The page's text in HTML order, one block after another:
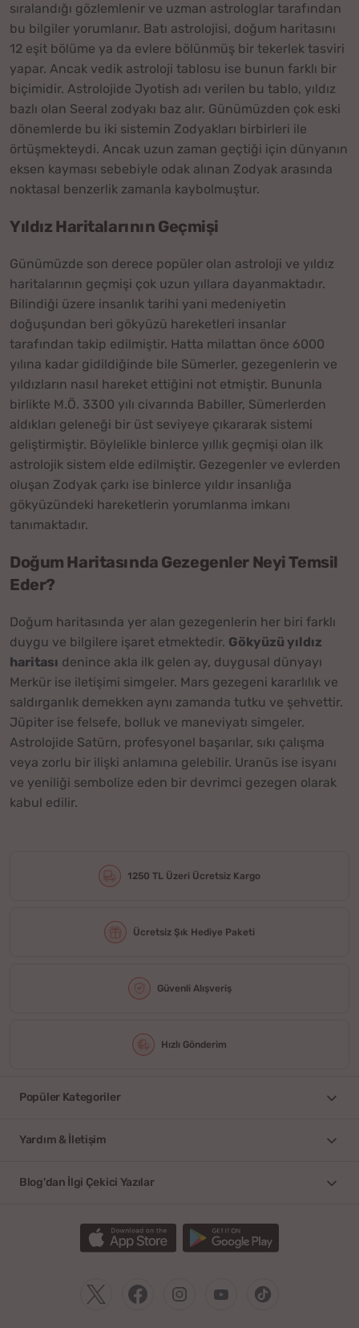
sıralandığı gözlemlenir ve uzman astrologlar tarafından
bu bilgiler yorumlanır. Batı astrolojisi, doğum haritasını
12 eşit bölüme ya da evlere bölünmüş bir tekerlek tasviri
yapar. Ancak vedik astroloji tablosu ise bunun farklı bir
biçimidir. Astrolojide Jyotish adı verilen bu tablo, yıldız
bazlı olan Seeral zodyakı baz alır. Günümüzden çok eski
dönemlerde bu iki sistemin Zodyakları birbirleri ile
örtüşmekteydi. Ancak uzun zaman geçtiği için dünyanın
eksen kayması sebebiyle odak alınan Zodyak arasında
noktasal benzerlik zamanla kaybolmuştur.
Yıldız Haritalarının Geçmişi
Günümüzde son derece popüler olan astroloji ve yıldız
haritalarının geçmişi çok uzun yıllara dayanmaktadır.
Bilindiği üzere insanlık tarihi yani medeniyetin
doğuşundan beri gökyüzü hareketleri insanlar
tarafından takip edilmiştir. Hatta milattan önce 6000
yılına kadar gidildiğinde bile Sümerler, gezegenlerin ve
yıldızların nasıl hareket ettiğini not etmiştir. Bununla
birlikte M.Ö. 3300 yılı civarında Babiller, Sümerlerden
aldıkları geleneği bir üst seviyeye çıkararak sistemi
geliştirmiştir. Böylelikle binlerce yıllık geçmişi olan ilk
astrolojik sistem elde edilmiştir. Gezegenler ve evlerden
oluşan Zodyak çarkı ise binlerce yıldır insanlığa
gökyüzündeki hareketlerin yorumlanma imkanı
tanımaktadır.
Doğum Haritasında Gezegenler Neyi Temsil
Eder?
Doğum haritasında yer alan gezegenlerin her biri farklı
duygu ve bilgilere işaret etmektedir. Gökyüzü yıldız
haritası denince akla ilk gelen ay, duygusal dünyayı
Merkür ise iletişimi simgeler. Mars gezegeni kararlılık ve
saldırganlık demekken aynı zamanda tutku ve şehvettir.
Jüpiter ise felsefe, bolluk ve maneviyatı simgeler.
Astrolojide Satürn, profesyonel başarılar, sıkı çalışma
veya zorlu bir ilişki anlamına gelebilir. Uranüs ise isyanı
ve yeniliği sembolize eden bir devrimci gezegen olarak
kabul edilir.
1250 TL Üzeri Ücretsiz Kargo
Ücretsiz Şık Hediye Paketi
Güvenli Alışveriş
Hızlı Gönderim
Popüler Kategoriler
Yardım & İletişim
Blog'dan İlgi Çekici Yazılar